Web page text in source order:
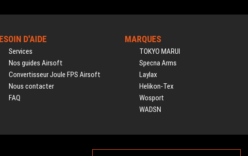
D'AIDE
Services
Nos guides Airsoft
Convertisseur Joule FPS Airsoft
Nous contacter
FAQ
MARQUES
TOKYO MARUI
Specna Arms
Laylax
Helikon-Tex
Wosport
WADSN